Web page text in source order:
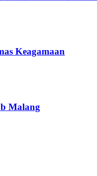
Keagamaan
Malang